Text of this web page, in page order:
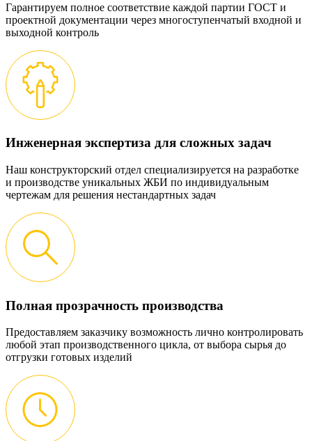
Гарантируем полное соответствие каждой партии ГОСТ и
проектной документации через многоступенчатый входной и
выходной контроль
Инженерная экспертиза для сложных задач
Наш конструкторский отдел специализируется на разработке
и производстве уникальных ЖБИ по индивидуальным
чертежам для решения нестандартных задач
Полная прозрачность производства
Предоставляем заказчику возможность лично контролировать
любой этап производственного цикла, от выбора сырья до
отгрузки готовых изделий